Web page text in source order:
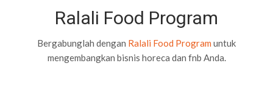
Ralali Food Program
Bergabunglah dengan Ralali Food Program untuk
mengembangkan bisnis horeca dan fnb Anda.